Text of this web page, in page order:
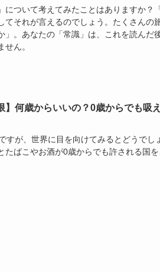
について考えてみたことはありますか？
てそれが言えるのでしょう。たくさんの
」。あなたの「常識」は、これを読んだ
ん。
】何歳からいいの？0歳からでも吸え
すが、世界に目を向けてみるとどうでし
たばこやお酒が0歳からでも許される国